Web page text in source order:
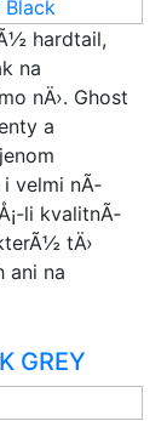
hardtail,
na
nÄ›. Ghost
a
i velmi nÃ­
li kvalitnÃ­
tÄ›
ani na
GREY